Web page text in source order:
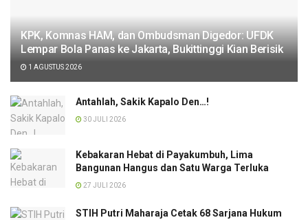
KPK, Komnas HAM, dan Ombudsman Digedor: UFDK
Lempar Bola Panas ke Jakarta, Bukittinggi Kian Berisik
1 AGUSTUS 2026
Antahlah, Sakik Kapalo Den…!
30 JULI 2026
Kebakaran Hebat di Payakumbuh, Lima
Bangunan Hangus dan Satu Warga Terluka
27 JULI 2026
STIH Putri Maharaja Cetak 68 Sarjana Hukum